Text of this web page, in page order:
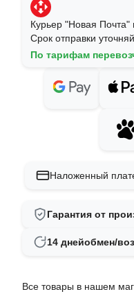
Курьер "Новая
Срок отправки
По тарифам
Наложенный
Гарантия от
14 днейобмен/
Все товары в нашем